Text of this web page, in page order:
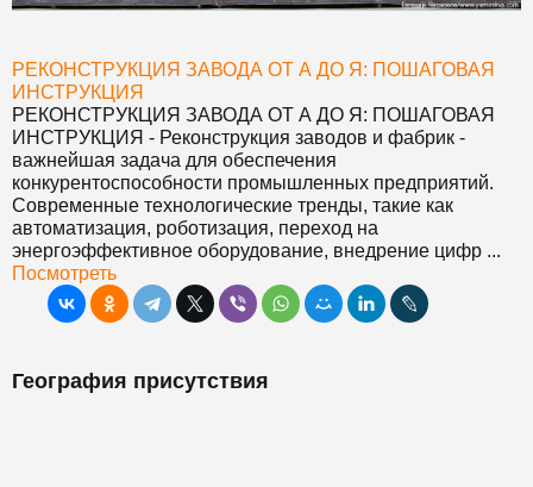
РЕКОНСТРУКЦИЯ ЗАВОДА ОТ А ДО Я: ПОШАГОВАЯ
ИНСТРУКЦИЯ
РЕКОНСТРУКЦИЯ ЗАВОДА ОТ А ДО Я: ПОШАГОВАЯ
ИНСТРУКЦИЯ - Реконструкция заводов и фабрик -
важнейшая задача для обеспечения
конкурентоспособности промышленных предприятий.
Современные технологические тренды, такие как
автоматизация, роботизация, переход на
энергоэффективное оборудование, внедрение цифр ...
Посмотреть
География присутствия